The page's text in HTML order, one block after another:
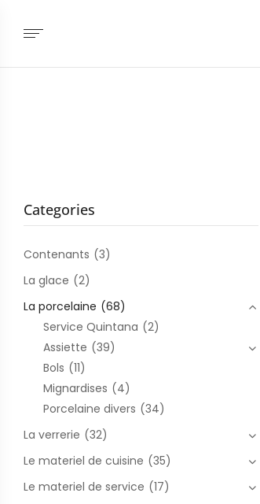
Categories
Contenants (3)
La glace (2)
La porcelaine (68)
Service Quintana (2)
Assiette (39)
Bols (11)
Mignardises (4)
Porcelaine divers (34)
La verrerie (32)
Le materiel de cuisine (35)
Le materiel de service (17)